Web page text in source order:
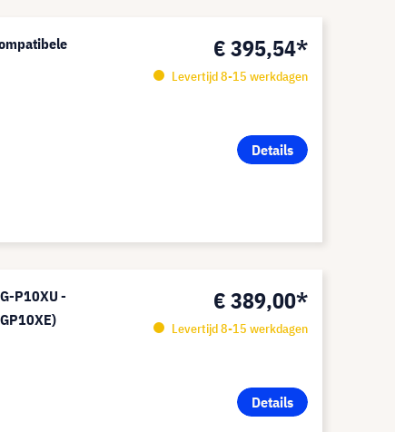
€ 395,54*
Levertijd 8-15 werkdagen
Details
P10XU -
€ 389,00*
Levertijd 8-15 werkdagen
Details